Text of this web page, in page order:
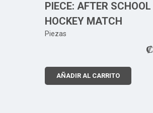
PIECE: AFTER SCHOOL
HOCKEY MATCH
Piezas
₡
AÑADIR AL CARRITO